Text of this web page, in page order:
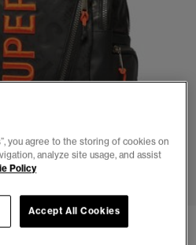
4 5 6 7
Tarp
you agree to the storing of cookies on
analyze site usage, and assist
Policy
Accept All Cookies